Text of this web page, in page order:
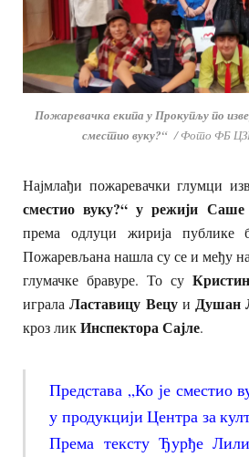
Пожаревачка екипа у Прокупљу по
сместио вуку?“ / Фото ФБ
Најмлађи пожаревачки глумци
сместио вуку?“ у режији
према одлуци жирија публике
Пожаревљана нашла су се и међу
глумачке бравуре. То су
игралаЛаставицу Вецуи Душан
кроз ликИнспектора Сајле.
Представа „Ко је сместио
у продукцији Центра за
Према тексту Ђурђе